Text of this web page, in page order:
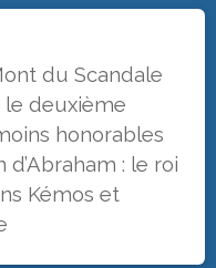
du Scandale
le deuxième
honorables
: le roi
Kémos et